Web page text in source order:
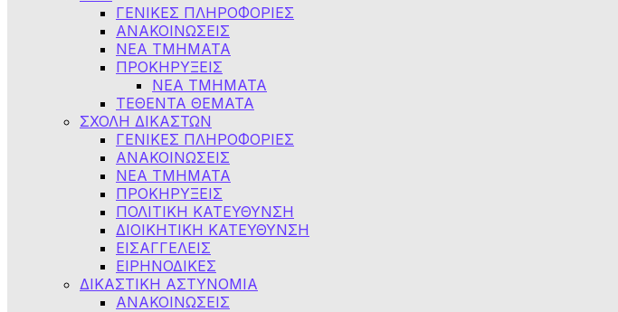
ΓΕΝΙΚΕΣ ΠΛΗΡΟΦΟΡΙΕΣ
ΑΝΑΚΟΙΝΩΣΕΙΣ
NEA TMHMATA
ΠΡΟΚΗΡΥΞΕΙΣ
ΝΕΑ ΤΜΗΜΑΤΑ
ΤΕΘΕΝΤΑ ΘΕΜΑΤΑ
ΣΧΟΛΗ ΔΙΚΑΣΤΩΝ
ΓΕΝΙΚΕΣ ΠΛΗΡΟΦΟΡΙΕΣ
ΑΝΑΚΟΙΝΩΣΕΙΣ
ΝΕΑ ΤΜΗΜΑΤΑ
ΠΡΟΚΗΡΥΞΕΙΣ
ΠΟΛΙΤΙΚΗ ΚΑΤΕΥΘΥΝΣΗ
ΔΙΟΙΚΗΤΙΚΗ ΚΑΤΕΥΘΥΝΣΗ
ΕΙΣΑΓΓΕΛΕΙΣ
ΕΙΡΗΝΟΔΙΚΕΣ
ΔΙΚΑΣΤΙΚΗ ΑΣΤΥΝΟΜΙΑ
ΑΝΑΚΟΙΝΩΣΕΙΣ